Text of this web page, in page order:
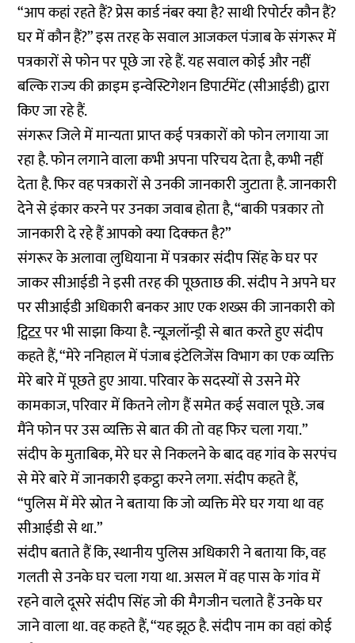
“आप कहां रहते हैं? प्रेस कार्ड नंबर क्या है? साथी रिपोर्टर कौन हैं?
घर में कौन हैं?” इस तरह के सवाल आजकल पंजाब के संगरूर में
पत्रकारों से फोन पर पूछे जा रहे हैं. यह सवाल कोई और नहीं
बल्कि राज्य की क्राइम इन्वेस्टिगेशन डिपार्टमेंट (सीआईडी) द्वारा
किए जा रहे हैं.
संगरूर जिले में मान्यता प्राप्त कई पत्रकारों को फोन लगाया जा
रहा है. फोन लगाने वाला कभी अपना परिचय देता है, कभी नहीं
देता है. फिर वह पत्रकारों से उनकी जानकारी जुटाता है. जानकारी
देने से इंकार करने पर उनका जवाब होता है, “बाकी पत्रकार तो
जानकारी दे रहे हैं आपको क्या दिक्कत है?”
संगरूर के अलावा लुधियाना में पत्रकार संदीप सिंह के घर पर
जाकर सीआईडी ने इसी तरह की पूछताछ की. संदीप ने अपने घर
पर सीआईडी अधिकारी बनकर आए एक शख्स की जानकारी को
ट्विटरपर भी साझा किया है. न्यूज़लॉन्ड्री से बात करते हुए संदीप
कहते हैं, “मेरे ननिहाल में पंजाब इंटेलिजेंस विभाग का एक व्यक्ति
मेरे बारे में पूछते हुए आया. परिवार के सदस्यों से उसने मेरे
कामकाज, परिवार में कितने लोग हैं समेत कई सवाल पूछे. जब
मैंने फोन पर उस व्यक्ति से बात की तो वह फिर चला गया.”
संदीप के मुताबिक, मेरे घर से निकलने के बाद वह गांव के सरपंच
से मेरे बारे में जानकारी इकट्ठा करने लगा. संदीप कहते हैं,
“पुलिस में मेरे स्रोत ने बताया कि जो व्यक्ति मेरे घर गया था वह
सीआईडी से था.”
संदीप बताते हैं कि, स्थानीय पुलिस अधिकारी ने बताया कि, वह
गलती से उनके घर चला गया था. असल में वह पास के गांव में
रहने वाले दूसरे संदीप सिंह जो की मैगजीन चलाते हैं उनके घर
जाने वाला था. वह कहते हैं, “यह झूठ है. संदीप नाम का वहां कोई